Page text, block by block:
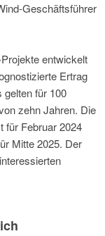
Geschäftsführer
entwickelt
Ertrag
gelten für 100
zehn Jahren. Die
für Februar 2024
Mitte 2025. Der